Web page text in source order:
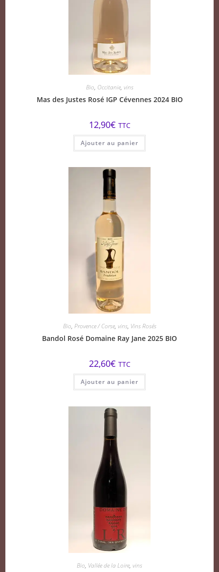
Bio, Occitanie, vins
Mas des Justes Rosé IGP Cévennes 2024 BIO
12,90€ TTC
Ajouter au panier
Bio, Provence / Corse, vins, Vins Rosés
Bandol Rosé Domaine Ray Jane 2025 BIO
22,60€ TTC
Ajouter au panier
Bio, Vallée de la Loire, vins